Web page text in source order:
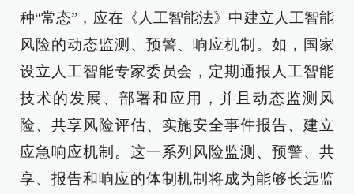
种“常态”，应在《人工智能法》中建立人工智能
风险的动态监测、预警、响应机制。如，国家
设立人工智能专家委员会，定期通报人工智能
技术的发展、部署和应用，并且动态监测风
险、共享风险评估、实施安全事件报告、建立
应急响应机制。这一系列风险监测、预警、共
享、报告和响应的体制机制将成为能够长远监